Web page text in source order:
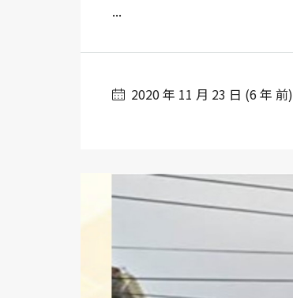
...
2020 年 11 月 23 日 (6 年 前)